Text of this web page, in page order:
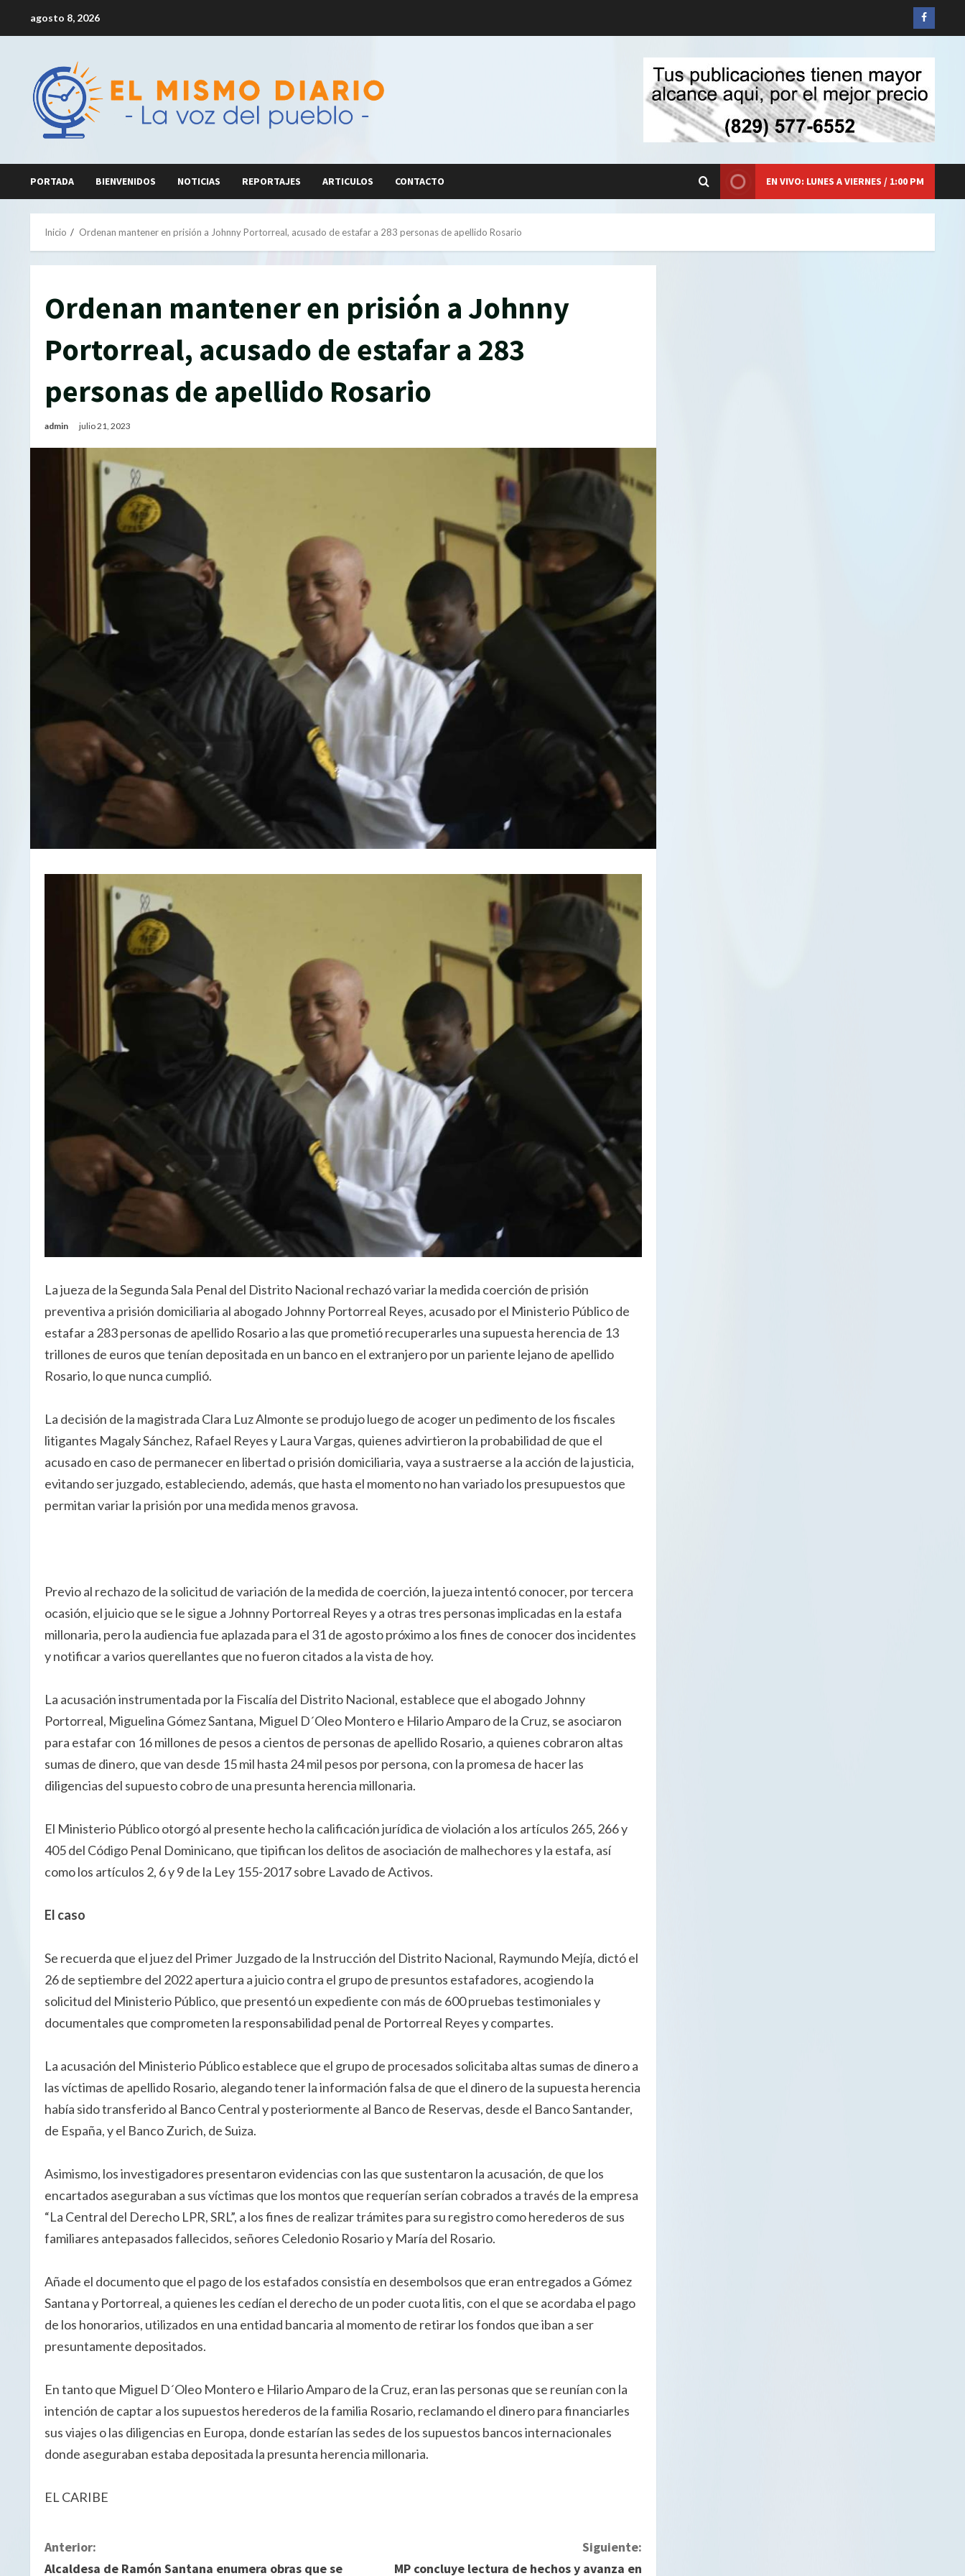
agosto 8, 2026
Siganos
en
PORTADA BIENVENIDOS NOTICIAS REPORTAJES ARTICULOS CONTACTO EN VIVO: LUNES A VIERNES / 1:00 PM
Inicio Ordenan mantener en prisión a Johnny Portorreal, acusado de estafar a 283 personas de apellido Rosario
Ordenan mantener en prisión a Johnny
Portorreal, acusado de estafar a 283
personas de apellido Rosario
admin julio 21, 2023
La jueza de la Segunda Sala Penal del Distrito Nacional rechazó variar la medida coerción de prisión
preventiva a prisión domiciliaria al abogado Johnny Portorreal Reyes, acusado por el Ministerio Público de
estafar a 283 personas de apellido Rosario a las que prometió recuperarles una supuesta herencia de 13
trillones de euros que tenían depositada en un banco en el extranjero por un pariente lejano de apellido
Rosario, lo que nunca cumplió.
La decisión de la magistrada Clara Luz Almonte se produjo luego de acoger un pedimento de los fiscales
litigantes Magaly Sánchez, Rafael Reyes y Laura Vargas, quienes advirtieron la probabilidad de que el
acusado en caso de permanecer en libertad o prisión domiciliaria, vaya a sustraerse a la acción de la justicia,
evitando ser juzgado, estableciendo, además, que hasta el momento no han variado los presupuestos que
permitan variar la prisión por una medida menos gravosa.
Previo al rechazo de la solicitud de variación de la medida de coerción, la jueza intentó conocer, por tercera
ocasión, el juicio que se le sigue a Johnny Portorreal Reyes y a otras tres personas implicadas en la estafa
millonaria, pero la audiencia fue aplazada para el 31 de agosto próximo a los fines de conocer dos incidentes
y notificar a varios querellantes que no fueron citados a la vista de hoy.
La acusación instrumentada por la Fiscalía del Distrito Nacional, establece que el abogado Johnny
Portorreal, Miguelina Gómez Santana, Miguel D´Oleo Montero e Hilario Amparo de la Cruz, se asociaron
para estafar con 16 millones de pesos a cientos de personas de apellido Rosario, a quienes cobraron altas
sumas de dinero, que van desde 15 mil hasta 24 mil pesos por persona, con la promesa de hacer las
diligencias del supuesto cobro de una presunta herencia millonaria.
El Ministerio Público otorgó al presente hecho la calificación jurídica de violación a los artículos 265, 266 y
405 del Código Penal Dominicano, que tipifican los delitos de asociación de malhechores y la estafa, así
como los artículos 2, 6 y 9 de la Ley 155-2017 sobre Lavado de Activos.
El caso
Se recuerda que el juez del Primer Juzgado de la Instrucción del Distrito Nacional, Raymundo Mejía, dictó el
26 de septiembre del 2022 apertura a juicio contra el grupo de presuntos estafadores, acogiendo la
solicitud del Ministerio Público, que presentó un expediente con más de 600 pruebas testimoniales y
documentales que comprometen la responsabilidad penal de Portorreal Reyes y compartes.
La acusación del Ministerio Público establece que el grupo de procesados solicitaba altas sumas de dinero a
las víctimas de apellido Rosario, alegando tener la información falsa de que el dinero de la supuesta herencia
había sido transferido al Banco Central y posteriormente al Banco de Reservas, desde el Banco Santander,
de España, y el Banco Zurich, de Suiza.
Asimismo, los investigadores presentaron evidencias con las que sustentaron la acusación, de que los
encartados aseguraban a sus víctimas que los montos que requerían serían cobrados a través de la empresa
“La Central del Derecho LPR, SRL”, a los fines de realizar trámites para su registro como herederos de sus
familiares antepasados fallecidos, señores Celedonio Rosario y María del Rosario.
Añade el documento que el pago de los estafados consistía en desembolsos que eran entregados a Gómez
Santana y Portorreal, a quienes les cedían el derecho de un poder cuota litis, con el que se acordaba el pago
de los honorarios, utilizados en una entidad bancaria al momento de retirar los fondos que iban a ser
presuntamente depositados.
En tanto que Miguel D´Oleo Montero e Hilario Amparo de la Cruz, eran las personas que se reunían con la
intención de captar a los supuestos herederos de la familia Rosario, reclamando el dinero para financiarles
sus viajes o las diligencias en Europa, donde estarían las sedes de los supuestos bancos internacionales
donde aseguraban estaba depositada la presunta herencia millonaria.
EL CARIBE
S
Anterior:
Alcaldesa de Ramón Santana enumera obras que se
Siguiente:
MP concluye lectura de hechos y avanza en